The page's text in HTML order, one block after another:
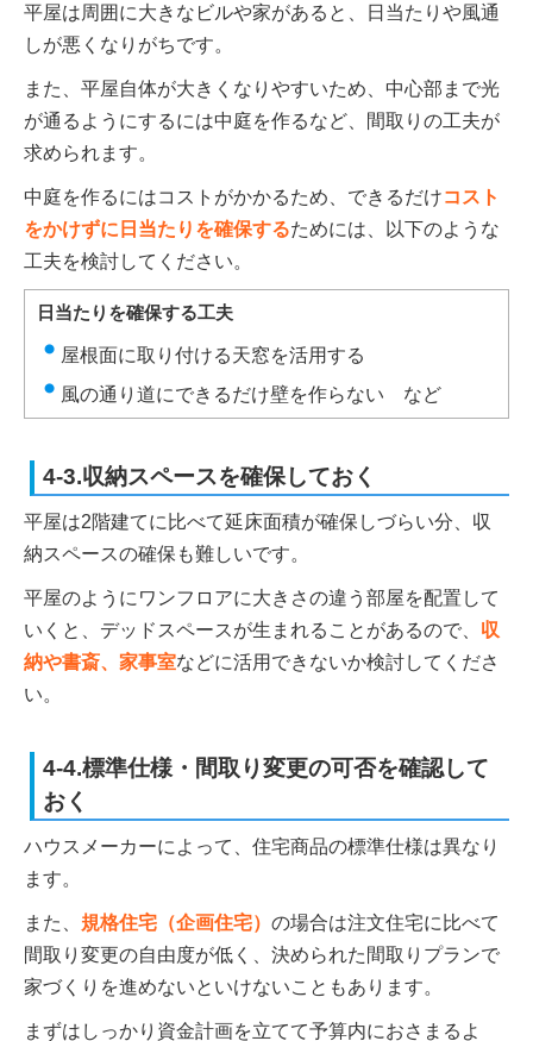
平屋は周囲に大きなビルや家があると、日当たりや風通
しが悪くなりがちです。
また、平屋自体が大きくなりやすいため、中心部まで光
が通るようにするには中庭を作るなど、間取りの工夫が
求められます。
中庭を作るにはコストがかかるため、できるだけコスト
をかけずに日当たりを確保するためには、以下のような
工夫を検討してください。
日当たりを確保する工夫
屋根面に取り付ける天窓を活用する
風の通り道にできるだけ壁を作らない など
4-3.収納スペースを確保しておく
平屋は2階建てに比べて延床面積が確保しづらい分、収
納スペースの確保も難しいです。
平屋のようにワンフロアに大きさの違う部屋を配置して
いくと、デッドスペースが生まれることがあるので、 収
納や書斎、家事室などに活用できないか検討してくださ
い。
4-4.標準仕様・間取り変更の可否を確認して
おく
ハウスメーカーによって、住宅商品の標準仕様は異なり
ます。
また、 規格住宅（企画住宅） の場合は注文住宅に比べて
間取り変更の自由度が低く、決められた間取りプランで
家づくりを進めないといけないこともあります。
まずはしっかり資金計画を立てて予算内におさまるよ